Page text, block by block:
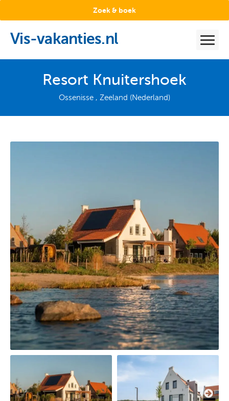
Vis-vakanties.nl
Zoek & boek
Resort Knuitershoek
Ossenisse , Zeeland (Nederland)